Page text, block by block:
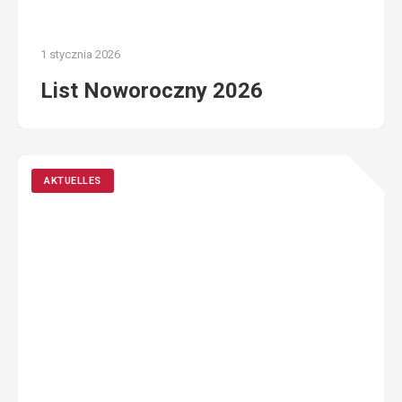
1 stycznia 2026
List Noworoczny 2026
AKTUELLES